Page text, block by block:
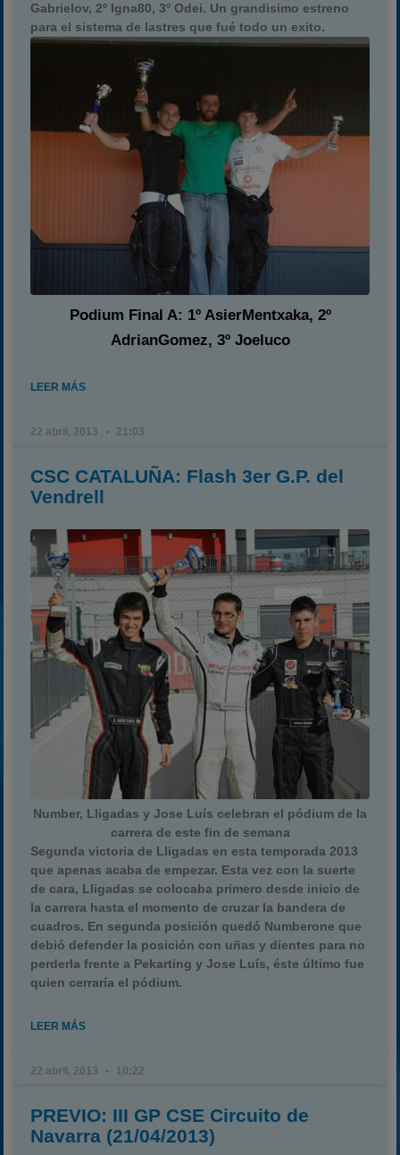
Gabrielov, 2º Igna80, 3º Odei. Un grandisimo estreno
para el sistema de lastres que fué todo un exito.
Podium Final A: 1º AsierMentxaka, 2º
AdrianGomez, 3º Joeluco
LEER MÁS
22 abril, 2013 21:03
CSC CATALUÑA: Flash 3er G.P. del
Vendrell
Number, Lligadas y Jose Luís celebran el pódium de la
carrera de este fin de semana
Segunda victoria de Lligadas en esta temporada 2013
que apenas acaba de empezar. Esta vez con la suerte
de cara, Lligadas se colocaba primero desde inicio de
la carrera hasta el momento de cruzar la bandera de
cuadros. En segunda posición quedó Numberone que
debió defender la posición con uñas y dientes para no
perderla frente a Pekarting y Jose Luís, éste último fue
quien cerraría el pódium.
LEER MÁS
22 abril, 2013 10:22
PREVIO: III GP CSE Circuito de
Navarra (21/04/2013)